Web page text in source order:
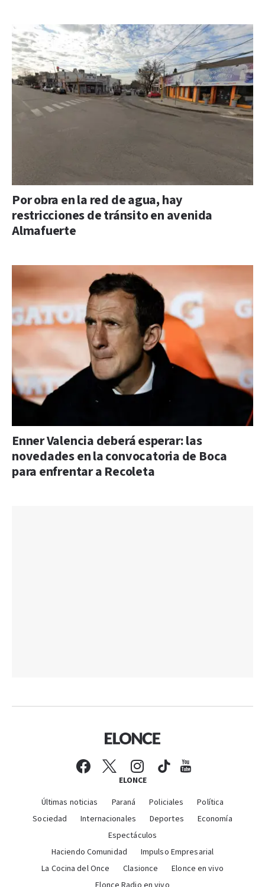
Por obra en la red de agua, hay
restricciones de tránsito en avenida
Almafuerte
Enner Valencia deberá esperar: las
novedades en la convocatoria de Boca
para enfrentar a Recoleta
ELONCE
Últimas noticias Paraná Policiales
Política
Sociedad
Internacionales Deportes
Economía
Espectáculos
Haciendo Comunidad
Impulso Empresarial
La Cocina del Once
Clasionce
Elonce en vivo